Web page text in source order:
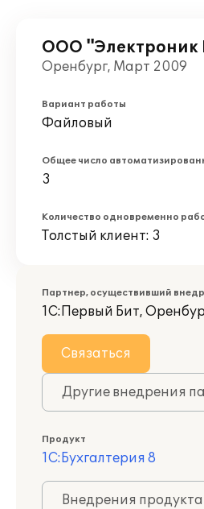
ООО "Электроник
Оренбург, Март 2009
Вариант работы
Файловый
Общее число
3
Количество одновременно
Толстый клиент: 3
Партнер, осуществивший
1С:Первый Бит,
Связаться
Другие внедрения
Продукт
1С:Бухгалтерия 8
Внедрения